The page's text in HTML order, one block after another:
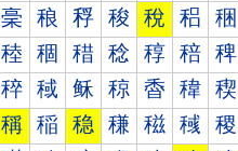
稁 稂 稃 稄 稅 稆 稇
稑 稒 稓 稔 稕 稖 稗
稡 稢 稣 稤 稥 稦 稧
稱 稲 稳 稴 稵 稶 稷